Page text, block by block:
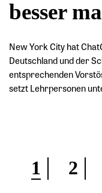
besser
New York City hat
Deutschland und der
entsprechenden
setzt Lehrpersonen
1 2